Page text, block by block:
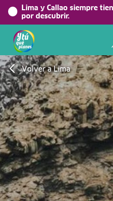
Lima y Callao siempre
por descubrir.
Volver a Lima